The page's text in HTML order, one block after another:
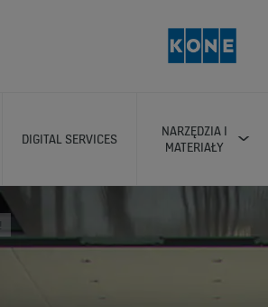
DIGITAL SERVICES
NARZĘDZIA I
MATERIAŁY